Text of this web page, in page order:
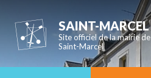
SAINT-MARCEL
Site officiel de la mairie de
Saint-Marcel